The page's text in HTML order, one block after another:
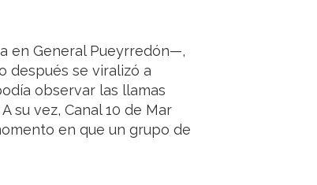
en General Pueyrredón—,
después se viralizó a
observar las llamas
su vez, Canal 10 de Mar
en que un grupo de